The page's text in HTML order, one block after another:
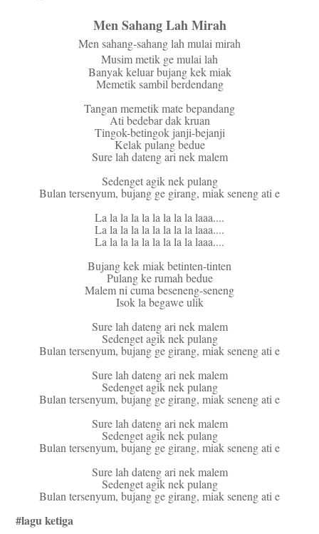
Men Sahang Lah Mirah
Men sahang-sahang lah mulai mirah
Musim metik ge mulai lah
Banyak keluar bujang kek miak
Memetik sambil berdendang
Tangan memetik mate bepandang
Ati bedebar dak kruan
Tingok-betingok janji-bejanji
Kelak pulang bedue
Sure lah dateng ari nek malem
Sedenget agik nek pulang
Bulan tersenyum, bujang ge girang, miak seneng ati e
La la la la la la la la la laaa....
La la la la la la la la la laaa....
La la la la la la la la la laaa....
Bujang kek miak betinten-tinten
Pulang ke rumah bedue
Malem ni cuma beseneng-seneng
Isok la begawe ulik
Sure lah dateng ari nek malem
Sedenget agik nek pulang
Bulan tersenyum, bujang ge girang, miak seneng ati e
Sure lah dateng ari nek malem
Sedenget agik nek pulang
Bulan tersenyum, bujang ge girang, miak seneng ati e
Sure lah dateng ari nek malem
Sedenget agik nek pulang
Bulan tersenyum, bujang ge girang, miak seneng ati e
Sure lah dateng ari nek malem
Sedenget agik nek pulang
Bulan tersenyum, bujang ge girang, miak seneng ati e
#lagu ketiga